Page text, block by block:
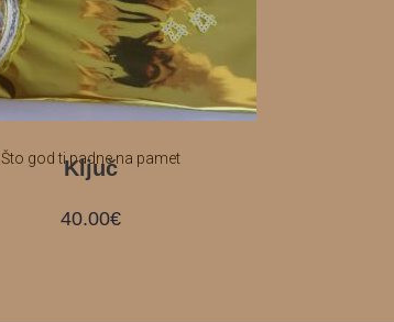
Što god ti padne na pamet
Ključ
40.00€